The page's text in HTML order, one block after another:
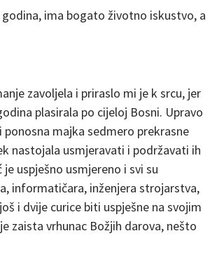
ima bogato životno iskustvo, a
zavoljela i priraslo mi je k srcu, jer
plasirala po cijeloj Bosni. Upravo
ponosna majka sedmero prekrasne
nastojala usmjeravati i podržavati ih
uspješno usmjereno i svi su
informatičara, inženjera strojarstva,
i dvije curice biti uspješne na svojim
zaista vrhunac Božjih darova, nešto